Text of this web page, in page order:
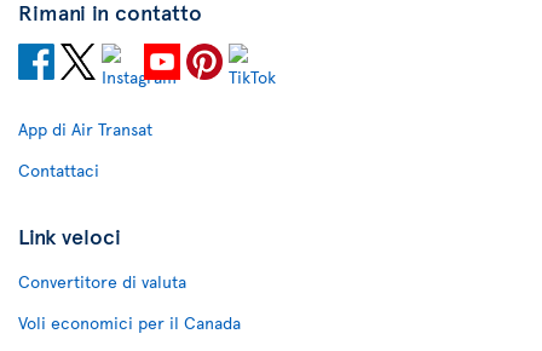
Rimani in contatto
App di Air Transat
Contattaci
Link veloci
Convertitore di valuta
Voli economici per il Canada